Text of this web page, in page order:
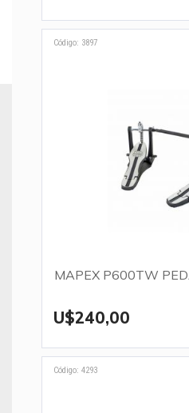
Código: 3897
MAPEX P600TW
U$240,00
Código: 4293